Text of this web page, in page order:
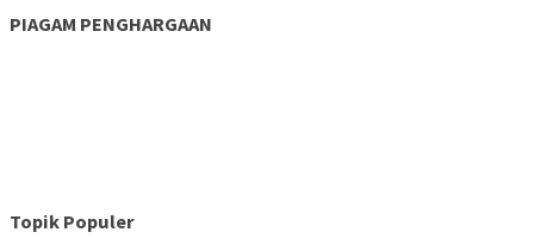
PIAGAM PENGHARGAAN
Topik Populer